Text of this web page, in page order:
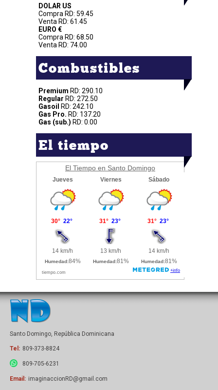
DOLAR US
Compra RD: 59.45
Venta RD: 61.45
EURO €
Compra RD: 68.50
Venta RD: 74.00
Combustibles
Premium RD: 290.10
Regular RD: 272.50
Gasoil
RD: 242.10
Gas Pro. RD: 137.20
Gas (sub.) RD: 0.00
El tiempo
El Tiempo en Santo Domingo
Santo Domingo, República Dominicana
Tel: 809-373-8824
809-705-6231
Email: imaginaccionRD@gmail.com